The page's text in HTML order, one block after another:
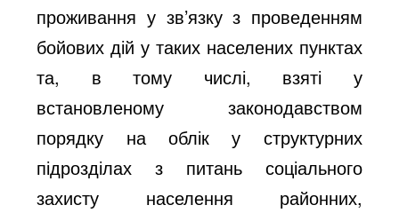
проживання у зв’язку з проведенням
бойових дій у таких населених пунктах
та, в тому числі, взяті у
встановленому законодавством
порядку на облік у структурних
підрозділах з питань соціального
захисту населення районних,